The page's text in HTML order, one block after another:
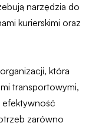
narzędzia do
kurierskimi oraz
która
transportowymi,
efektywność
zarówno